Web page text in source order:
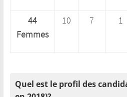
44
Femmes
10 7 1
Quel est le profil des